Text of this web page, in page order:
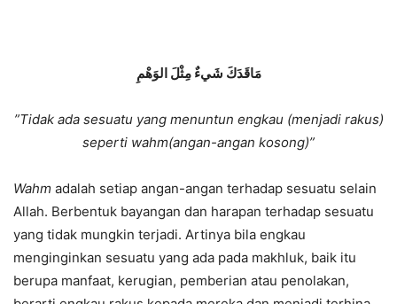
مَاقَدَكَ شَيءٌ مِثْلَ الوَهْمِ
”Tidak ada sesuatu yang menuntun engkau (menjadi rakus)
seperti wahm(angan-angan kosong)”
Wahm adalah setiap angan-angan terhadap sesuatu selain
Allah. Berbentuk bayangan dan harapan terhadap sesuatu
yang tidak mungkin terjadi. Artinya bila engkau
menginginkan sesuatu yang ada pada makhluk, baik itu
berupa manfaat, kerugian, pemberian atau penolakan,